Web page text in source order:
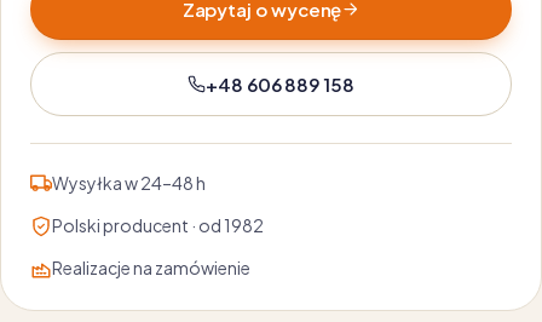
Zapytaj o wycenę
+48 606 889 158
Wysyłka w 24–48 h
Polski producent · od 1982
Realizacje na zamówienie